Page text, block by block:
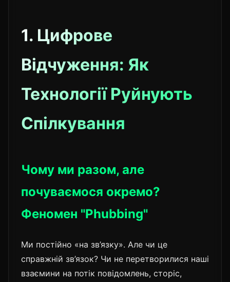
1. Цифрове
Відчуження: Як
Технології Руйнують
Спілкування
Чому ми разом, але
почуваємося окремо?
Феномен "Phubbing"
Ми постійно «на зв’язку». Але чи це
справжній зв’язок? Чи не перетворилися наші
взаємини на потік повідомлень, сторіс,